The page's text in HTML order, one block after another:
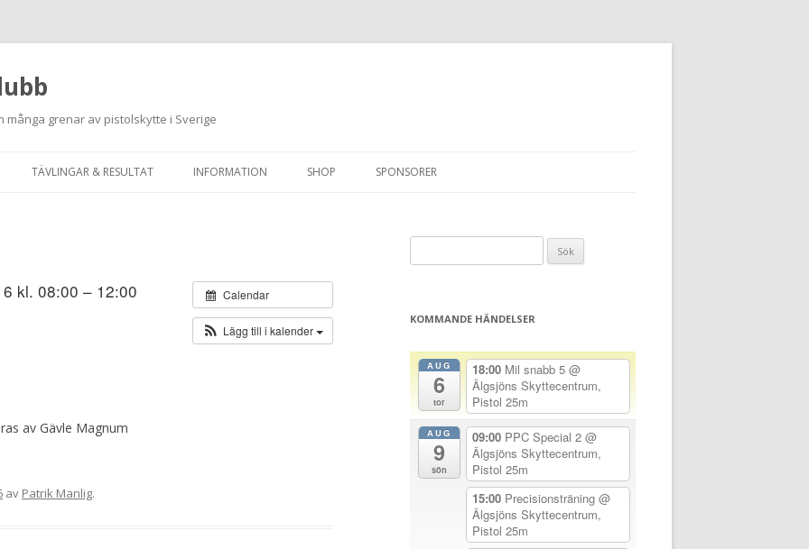
många grenar av pistolskytte i Sverige
till
TÄVLINGAR & RESULTAT INFORMATION
RUTINER FÖR SKJUTLEDARE
FÄLTSKYTTE
SHOP SPONSORER
Calendar
Lägg till i kalender
kl. 08:00 – 12:00
av Gävle Magnum
av Patrik Manlig.
efter:
KOMMANDE HÄNDELSER
AUG
6
tor
18:00 Mil snabb 5 @
Älgsjöns Skyttecentrum,
Pistol 25m
AUG
9
sön
09:00 PPC Special 2 @
Älgsjöns Skyttecentrum,
Pistol 25m
15:00 Precisionsträning @
Älgsjöns Skyttecentrum,
Pistol 25m